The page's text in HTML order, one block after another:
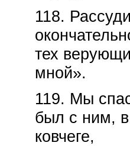
118.
тех
мной».
119. Мы
был с ним,
ковчеге,